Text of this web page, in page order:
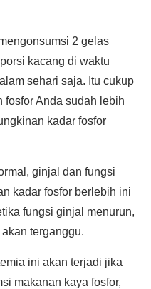
2 gelas
kacang di waktu
sehari saja. Itu cukup
fosfor Anda sudah lebih
kadar fosfor
ginjal dan fungsi
kadar fosfor berlebih ini
fungsi ginjal menurun,
terganggu.
ini akan terjadi jika
makanan kaya fosfor,